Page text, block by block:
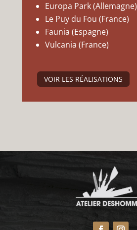
Europa Park (Allemagne)
Le Puy du Fou (France)
Faunia (Espagne)
Vulcania (France)
VOIR LES RÉALISATIONS